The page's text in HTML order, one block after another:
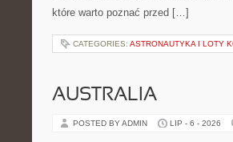
które warto poznać przed […]
CATEGORIES: ASTRONAUTYKA I LOTY
AUSTRALIA
POSTED BY ADMIN LIP - 6 - 2026